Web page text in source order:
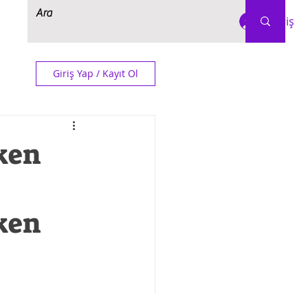
Giriş
Giriş Yap / Kayıt Ol